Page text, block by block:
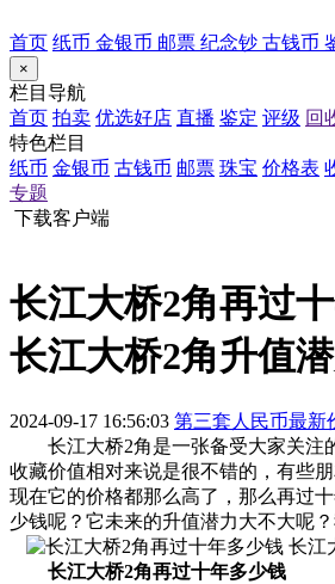
首页 纸币 金银币 邮票 纪念钞 古钱币
×
栏目导航
首页 拍卖 优选好店 直播 鉴定 评级 回
特色栏目
纸币 金银币 古钱币 邮票 珠宝 价格表
专题
下载客户端
长江大桥2角再过
长江大桥2角升值
2024-09-17 16:56:03 第三套人民币最新
长江大桥2角是一张备受大家关注
收藏价值相对来说是很不错的，有些朋
现在它的价格都那么高了，那么再过
少钱呢？它未来的升值潜力大不大呢
长江大桥2角再过十年多少钱